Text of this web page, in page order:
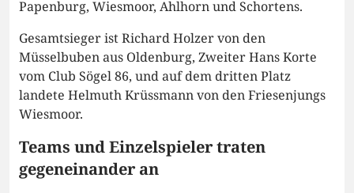
Papenburg, Wiesmoor, Ahlhorn und Schortens.
Gesamtsieger ist Richard Holzer von den
Müsselbuben aus Oldenburg, Zweiter Hans Korte
vom Club Sögel 86, und auf dem dritten Platz
landete Helmuth Krüssmann von den Friesenjungs
Wiesmoor.
Teams und Einzelspieler traten
gegeneinander an